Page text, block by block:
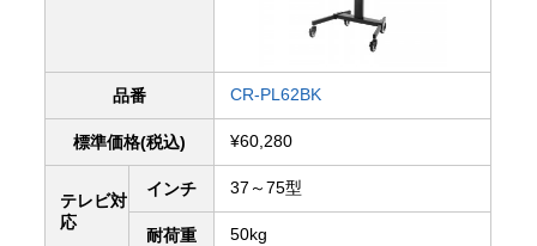
品番 CR-PL62BK
標準価格(税込) ¥60,280
テレビ対
応
インチ 37～75型
耐荷重 50kg